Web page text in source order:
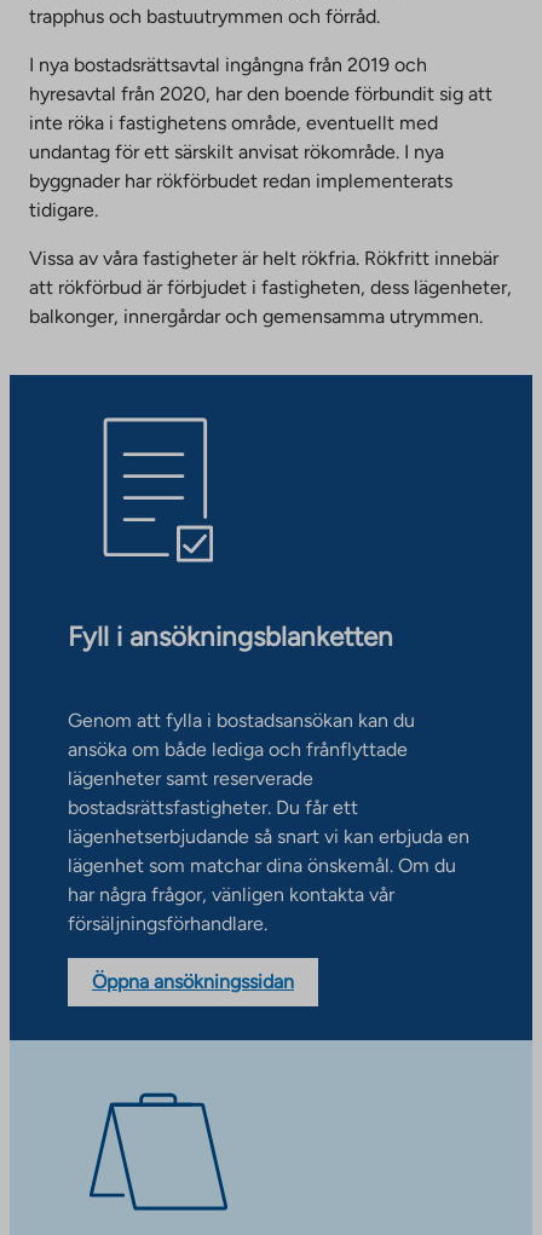
trapphus och bastuutrymmen och förråd.
I nya bostadsrättsavtal ingångna från 2019 och
hyresavtal från 2020, har den boende förbundit sig att
inte röka i fastighetens område, eventuellt med
undantag för ett särskilt anvisat rökområde. I nya
byggnader har rökförbudet redan implementerats
tidigare.
Vissa av våra fastigheter är helt rökfria. Rökfritt innebär
att rökförbud är förbjudet i fastigheten, dess lägenheter,
balkonger, innergårdar och gemensamma utrymmen.
Fyll i ansökningsblanketten
Genom att fylla i bostadsansökan kan du
ansöka om både lediga och frånflyttade
lägenheter samt reserverade
bostadsrättsfastigheter. Du får ett
lägenhetserbjudande så snart vi kan erbjuda en
lägenhet som matchar dina önskemål. Om du
har några frågor, vänligen kontakta vår
försäljningsförhandlare.
Öppna ansökningssidan